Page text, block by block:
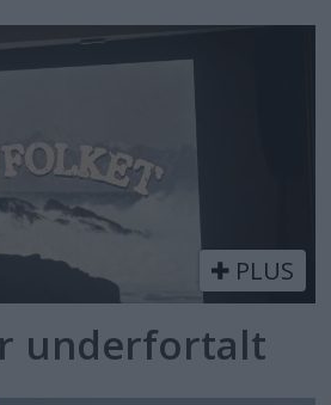
PLUS
underfortalt